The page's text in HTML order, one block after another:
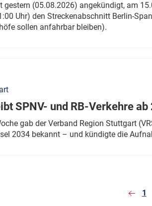
gestern (05.08.2026) angekündigt, am
Uhr) den Streckenabschnitt Berlin-
sollen anfahrbar bleiben).
SPNV- und RB-Verkehre
gab der Verband Region Stuttgart
2034 bekannt – und kündigte die
1